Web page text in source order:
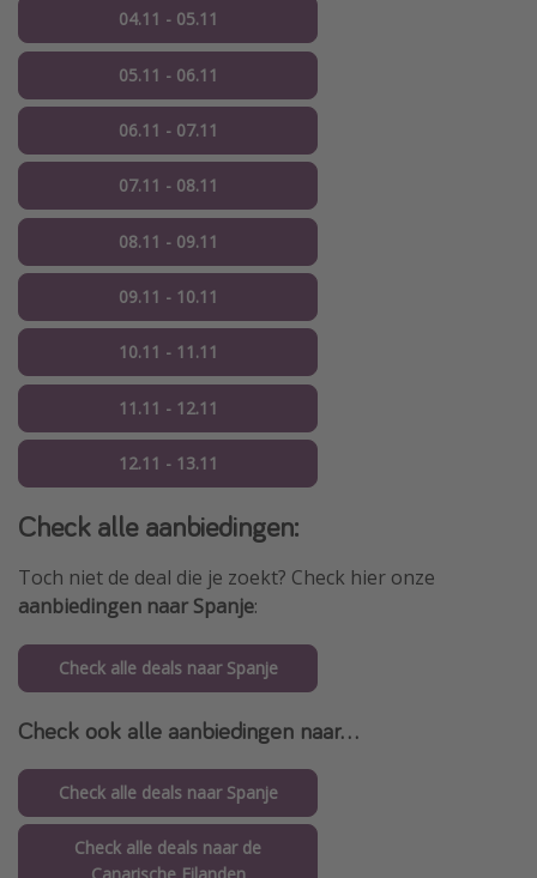
04.11 - 05.11
05.11 - 06.11
06.11 - 07.11
07.11 - 08.11
08.11 - 09.11
09.11 - 10.11
10.11 - 11.11
11.11 - 12.11
12.11 - 13.11
Check alle aanbiedingen:
Toch niet de deal die je zoekt? Check hier onze
aanbiedingen naar Spanje:
Check alle deals naar Spanje
Check ook alle aanbiedingen naar...
Check alle deals naar Spanje
Check alle deals naar de